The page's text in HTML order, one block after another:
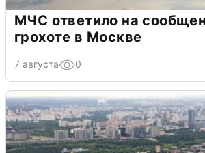
МЧС ответило на
грохоте в Москве
7 августа 0